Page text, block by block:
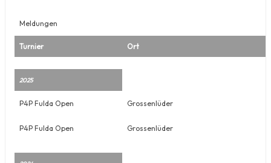
Meldungen
Turnier Ort
2025
P4P Fulda Open Grossenlüder
P4P Fulda Open Grossenlüder